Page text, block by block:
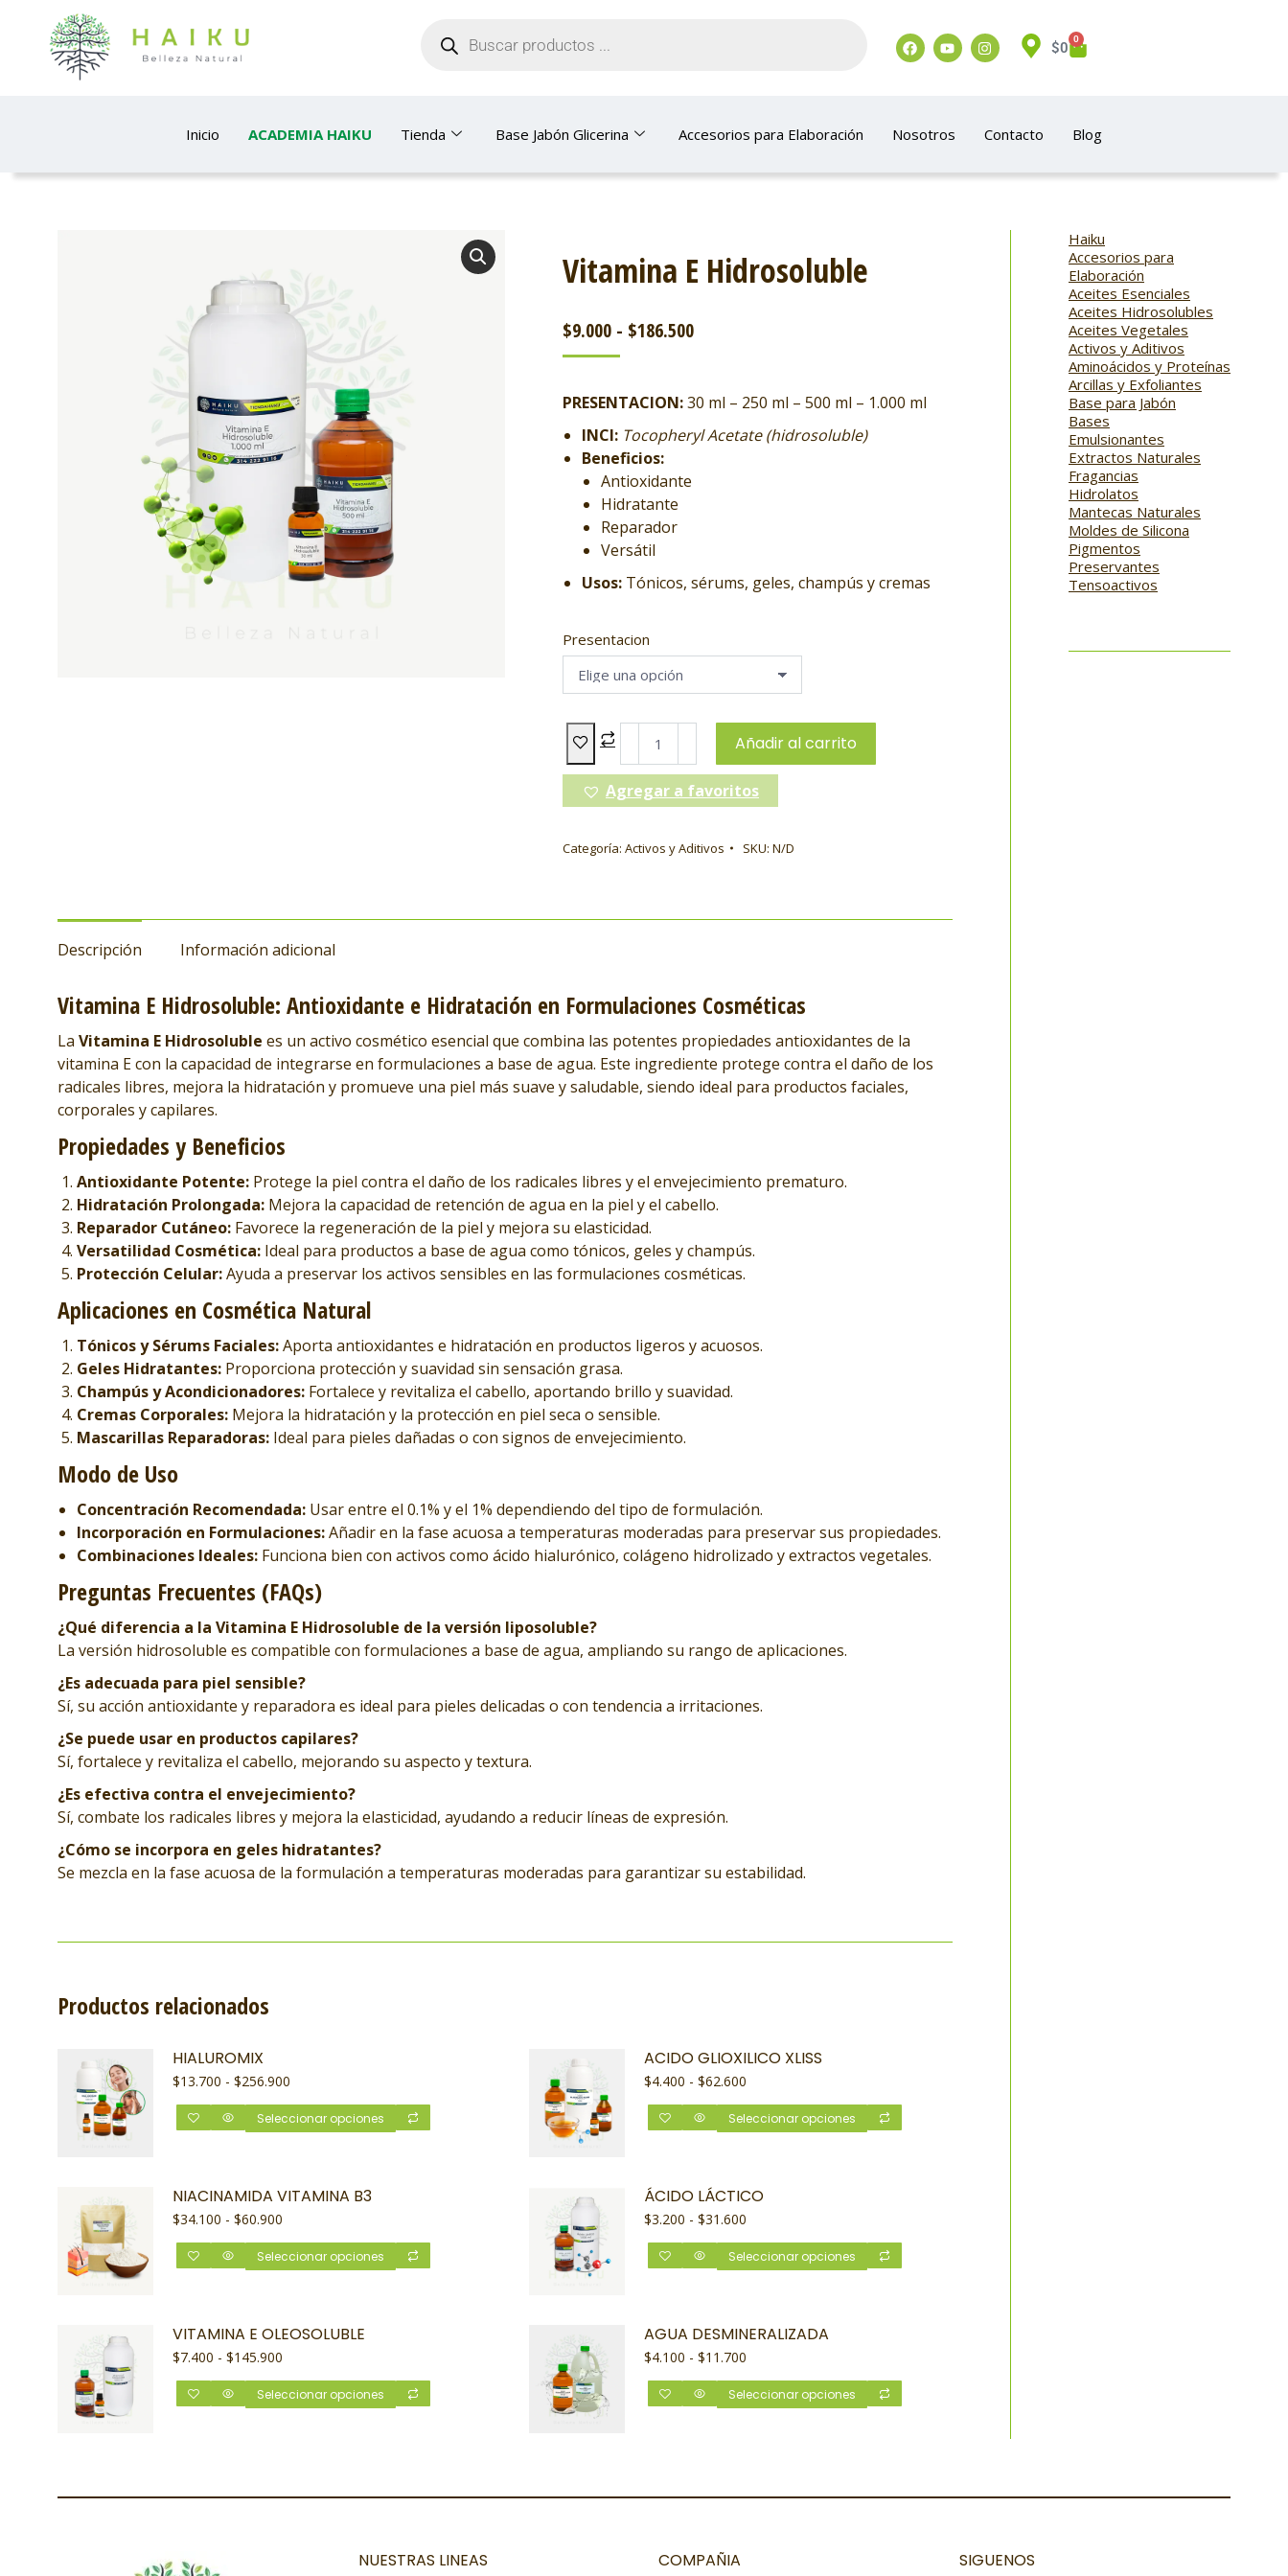
$0 0
Inicio ACADEMIA HAIKU Tienda Base Jabón Glicerina Accesorios para Elaboración Nosotros Contacto Blog
Vitamina E Hidrosoluble
$9.000 - $186.500
PRESENTACION:30 ml – 250 ml – 500 ml – 1.000 ml
INCI: Tocopheryl Acetate (hidrosoluble)
Beneficios:
Antioxidante
Hidratante
Reparador
Versátil
Usos: Tónicos, sérums, geles, champús y cremas
Presentacion
Añadir al carrito
Agregar a favoritos
Categoría: Activos y Aditivos SKU: N/D
Descripción Información adicional
Vitamina E Hidrosoluble: Antioxidante e Hidratación en Formulaciones Cosméticas
La Vitamina E Hidrosoluble es un activo cosmético esencial que combina las potentes propiedades antioxidantes de la
vitamina E con la capacidad de integrarse en formulaciones a base de agua. Este ingrediente protege contra el daño de los
radicales libres, mejora la hidratación y promueve una piel más suave y saludable, siendo ideal para productos faciales,
corporales y capilares.
Propiedades y Beneficios
Antioxidante Potente: Protege la piel contra el daño de los radicales libres y el envejecimiento prematuro.
Hidratación Prolongada: Mejora la capacidad de retención de agua en la piel y el cabello.
Reparador Cutáneo: Favorece la regeneración de la piel y mejora su elasticidad.
Versatilidad Cosmética: Ideal para productos a base de agua como tónicos, geles y champús.
Protección Celular:Ayuda a preservar los activos sensibles en las formulaciones cosméticas.
Aplicaciones en Cosmética Natural
Tónicos y Sérums Faciales:Aporta antioxidantes e hidratación en productos ligeros y acuosos.
Geles Hidratantes: Proporciona protección y suavidad sin sensación grasa.
Champús y Acondicionadores: Fortalece y revitaliza el cabello, aportando brillo y suavidad.
Cremas Corporales: Mejora la hidratación y la protección en piel seca o sensible.
Mascarillas Reparadoras: Ideal para pieles dañadas o con signos de envejecimiento.
Modo de Uso
Concentración Recomendada: Usar entre el 0.1% y el 1% dependiendo del tipo de formulación.
Incorporación en Formulaciones:Añadir en la fase acuosa a temperaturas moderadas para preservar sus propiedades.
Combinaciones Ideales: Funciona bien con activos como ácido hialurónico, colágeno hidrolizado y extractos vegetales.
Preguntas Frecuentes (FAQs)
¿Qué diferencia a la Vitamina E Hidrosoluble de la versión liposoluble?
La versión hidrosoluble es compatible con formulaciones a base de agua, ampliando su rango de aplicaciones.
¿Es adecuada para piel sensible?
Sí, su acción antioxidante y reparadora es ideal para pieles delicadas o con tendencia a irritaciones.
¿Se puede usar en productos capilares?
Sí, fortalece y revitaliza el cabello, mejorando su aspecto y textura.
¿Es efectiva contra el envejecimiento?
Sí, combate los radicales libres y mejora la elasticidad, ayudando a reducir líneas de expresión.
¿Cómo se incorpora en geles hidratantes?
Se mezcla en la fase acuosa de la formulación a temperaturas moderadas para garantizar su estabilidad.
Productos relacionados
HIALUROMIX
$13.700 - $256.900
Seleccionar opciones
ACIDO GLIOXILICO XLISS
$4.400 - $62.600
Seleccionar opciones
NIACINAMIDA VITAMINA B3
$34.100 - $60.900
Seleccionar opciones
ÁCIDO LÁCTICO
$3.200 - $31.600
Seleccionar opciones
VITAMINA E OLEOSOLUBLE
$7.400 - $145.900
Seleccionar opciones
AGUA DESMINERALIZADA
$4.100 - $11.700
Seleccionar opciones
Haiku
Accesorios para
Elaboración
Aceites Esenciales
Aceites Hidrosolubles
Aceites Vegetales
Activos y Aditivos
Aminoácidos y Proteínas
Arcillas y Exfoliantes
Base para Jabón
Bases
Emulsionantes
Extractos Naturales
Fragancias
Hidrolatos
Mantecas Naturales
Moldes de Silicona
Pigmentos
Preservantes
Tensoactivos
NUESTRAS LINEAS COMPAÑIA SIGUENOS